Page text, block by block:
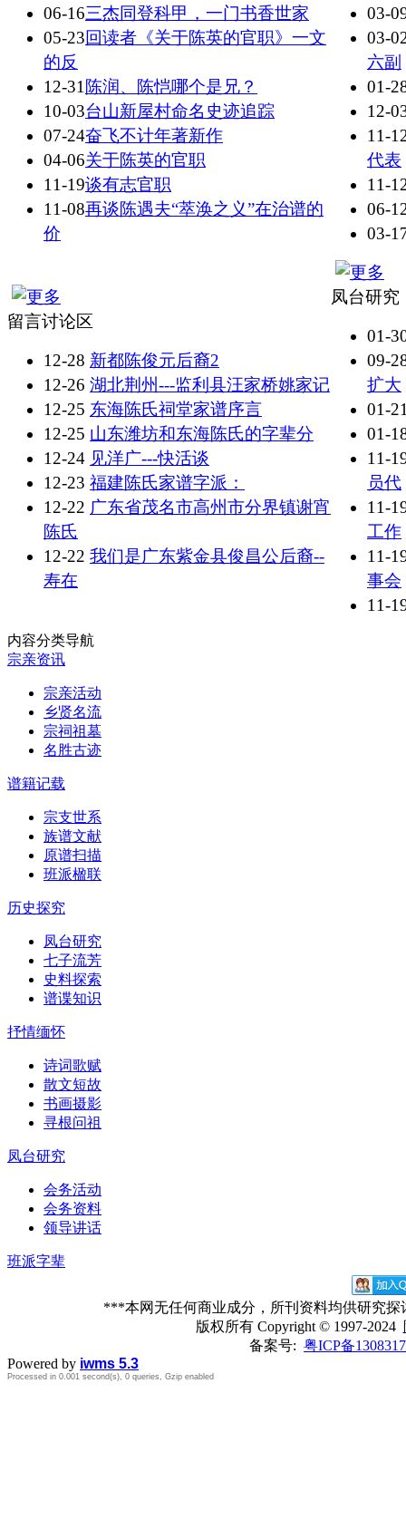
06-16三杰同登科甲，一门书香世家
05-23回读者《关于陈英的官职》一文
的反
12-31 陈润、陈恺哪个是兄？
10-03台山新屋村命名史迹追踪
07-24奋飞不计年著新作
04-06关于陈英的官职
11-19谈有志官职
11-08再谈陈遇夫“萃涣之义”在治谱的
价
03-
03-
六副
01-
12-
11-
代表
11-
06-
03-
留言讨论区
12-28 新都陈俊元后裔2
12-26 湖北荆州---监利县汪家桥姚家记
12-25 东海陈氏祠堂家谱序言
12-25 山东潍坊和东海陈氏的字辈分
12-24 见洋广---快活谈
12-23 福建陈氏家谱字派：
12-22 广东省茂名市高州市分界镇谢宵
陈氏
12-22 我们是广东紫金县俊昌公后裔--
寿在
凤台研究
01-
09-
扩大
01-
01-
11-
员代
11-
工作
11-
事会
11-
内容分类导航
宗亲资讯
宗亲活动
乡贤名流
宗祠祖墓
名胜古迹
谱籍记载
宗支世系
族谱文献
原谱扫描
班派楹联
历史探究
凤台研究
七子流芳
史料探索
谱谍知识
抒情缅怀
诗词歌赋
散文短故
书画摄影
寻根问祖
凤台研究
会务活动
会务资料
领导讲话
班派字辈
***本网无任何商业成分，所刊资料均供研究
版权所有 Copyright © 1997-2024
备案号: 粤ICP备
Powered by iwms 5.3
Processed in 0.001 second(s), 0 queries, Gzip enabled